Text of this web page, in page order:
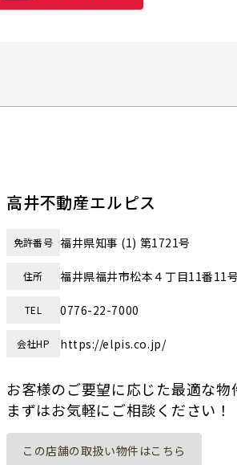
高井不動産エルピス
免許番号 福井県知事 (1) 第1721号
住所 福井県福井市松本４丁目11番11号
TEL 0776-22-7000
会社HP https://elpis.co.jp/
お客様のご要望に応じた最適な物
まずはお気軽にご相談ください！
この店舗の取扱い物件はこちら